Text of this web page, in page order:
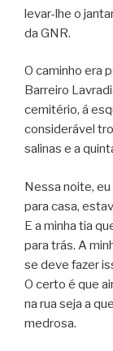
levar-lhe o
da GNR.
O caminho era
Barreiro
cemitério, á
considerável
salinas e a
Nessa noite, eu
para casa,
E a minha tia
para trás. A
se deve fazer
O certo é que
na rua seja a
medrosa.